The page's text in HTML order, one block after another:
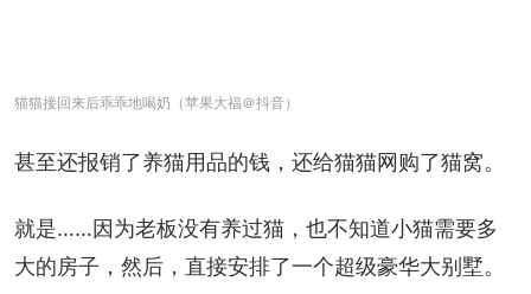
猫猫接回来后乖乖地喝奶（苹果大福＠抖音）
甚至还报销了养猫用品的钱，还给猫猫网购了猫窝。
就是……因为老板没有养过猫，也不知道小猫需要多
大的房子，然后，直接安排了一个超级豪华大别墅。